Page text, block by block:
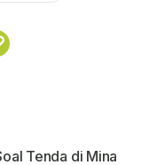
Tenda di Mina